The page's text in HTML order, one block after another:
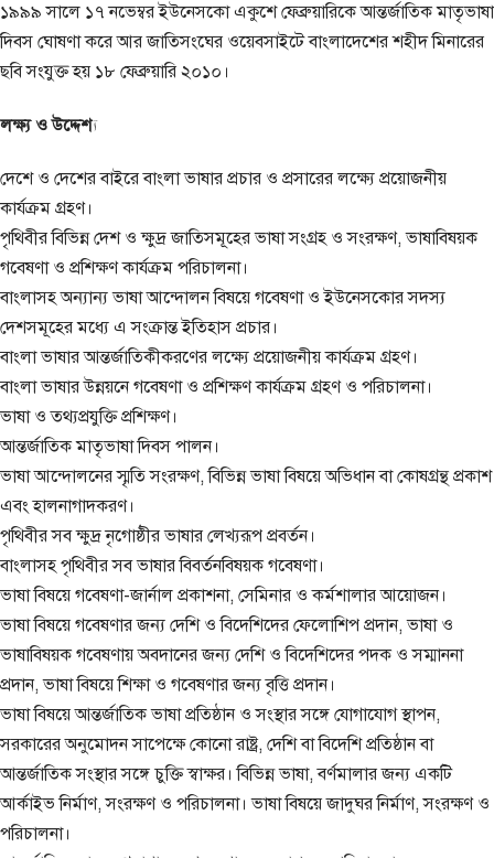
১৯৯৯ সালে ১৭ নভেম্বর ইউনেসকো একুশে ফেব্রুয়ারিকে আন্তর্জাতিক মাতৃভাষা
দিবস ঘোষণা করে আর জাতিসংঘের ওয়েবসাইটে বাংলাদেশের শহীদ মিনারের
ছবি সংযুক্ত হয় ১৮ ফেব্রুয়ারি ২০১০।
লক্ষ্য ও উদ্দেশ্য
দেশে ও দেশের বাইরে বাংলা ভাষার প্রচার ও প্রসারের লক্ষ্যে প্রয়োজনীয়
কার্যক্রম গ্রহণ।
পৃথিবীর বিভিন্ন দেশ ও ক্ষুদ্র জাতিসমূহের ভাষা সংগ্রহ ও সংরক্ষণ, ভাষাবিষয়ক
গবেষণা ও প্রশিক্ষণ কার্যক্রম পরিচালনা।
বাংলাসহ অন্যান্য ভাষা আন্দোলন বিষয়ে গবেষণা ও ইউনেসকোর সদস্য
দেশসমূহের মধ্যে এ সংক্রান্ত ইতিহাস প্রচার।
বাংলা ভাষার আন্তর্জাতিকীকরণের লক্ষ্যে প্রয়োজনীয় কার্যক্রম গ্রহণ।
বাংলা ভাষার উন্নয়নে গবেষণা ও প্রশিক্ষণ কার্যক্রম গ্রহণ ও পরিচালনা।
ভাষা ও তথ্যপ্রযুক্তি প্রশিক্ষণ।
আন্তর্জাতিক মাতৃভাষা দিবস পালন।
ভাষা আন্দোলনের স্মৃতি সংরক্ষণ, বিভিন্ন ভাষা বিষয়ে অভিধান বা কোষগ্রন্থ প্রকাশ
এবং হালনাগাদকরণ।
পৃথিবীর সব ক্ষুদ্র নৃগোষ্ঠীর ভাষার লেখ্যরূপ প্রবর্তন।
বাংলাসহ পৃথিবীর সব ভাষার বিবর্তনবিষয়ক গবেষণা।
ভাষা বিষয়ে গবেষণা-জার্নাল প্রকাশনা, সেমিনার ও কর্মশালার আয়োজন।
ভাষা বিষয়ে গবেষণার জন্য দেশি ও বিদেশিদের ফেলোশিপ প্রদান, ভাষা ও
ভাষাবিষয়ক গবেষণায় অবদানের জন্য দেশি ও বিদেশিদের পদক ও সম্মাননা
প্রদান, ভাষা বিষয়ে শিক্ষা ও গবেষণার জন্য বৃত্তি প্রদান।
ভাষা বিষয়ে আন্তর্জাতিক ভাষা প্রতিষ্ঠান ও সংস্থার সঙ্গে যোগাযোগ স্থাপন,
সরকারের অনুমোদন সাপেক্ষে কোনো রাষ্ট্র, দেশি বা বিদেশি প্রতিষ্ঠান বা
আন্তর্জাতিক সংস্থার সঙ্গে চুক্তি স্বাক্ষর। বিভিন্ন ভাষা, বর্ণমালার জন্য একটি
আর্কাইভ নির্মাণ, সংরক্ষণ ও পরিচালনা। ভাষা বিষয়ে জাদুঘর নির্মাণ, সংরক্ষণ ও
পরিচালনা।